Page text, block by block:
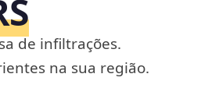
de infiltrações.
na sua região.